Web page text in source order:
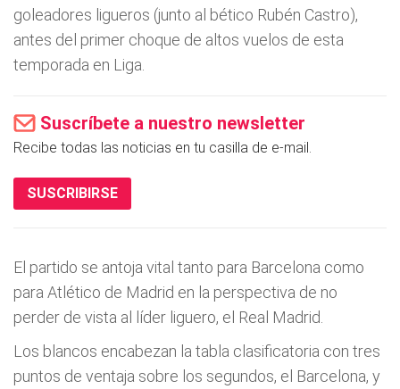
goleadores ligueros (junto al bético Rubén Castro),
antes del primer choque de altos vuelos de esta
temporada en Liga.
Suscríbete a nuestro newsletter
Recibe todas las noticias en tu casilla de e-mail.
SUSCRIBIRSE
El partido se antoja vital tanto para Barcelona como
para Atlético de Madrid en la perspectiva de no
perder de vista al líder liguero, el Real Madrid.
Los blancos encabezan la tabla clasificatoria con tres
puntos de ventaja sobre los segundos, el Barcelona, y